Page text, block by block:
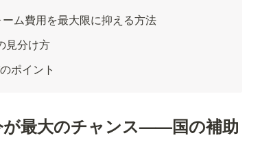
ム費用を最大限に抑える方法
見分け方
ポイント
が最大のチャンス——国の補助